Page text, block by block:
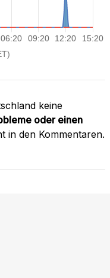
keine
oder einen
in den Kommentaren.